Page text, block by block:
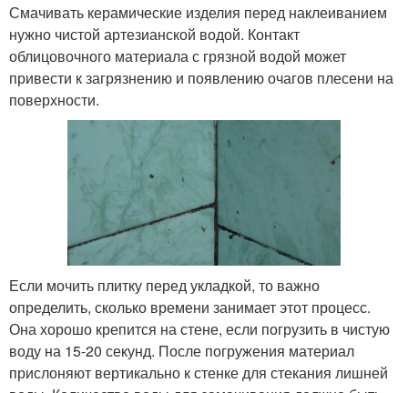
Смачивать керамические изделия перед наклеиванием
нужно чистой артезианской водой. Контакт
облицовочного материала с грязной водой может
привести к загрязнению и появлению очагов плесени на
поверхности.
Если мочить плитку перед укладкой, то важно
определить, сколько времени занимает этот процесс.
Она хорошо крепится на стене, если погрузить в чистую
воду на 15-20 секунд. После погружения материал
прислоняют вертикально к стенке для стекания лишней